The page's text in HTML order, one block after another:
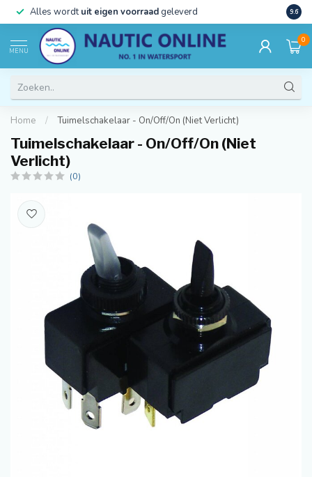
Alles wordtuit eigen voorraad geleverd 9.6
MENU
0
Home / Tuimelschakelaar - On/Off/On (Niet Verlicht)
Tuimelschakelaar - On/Off/On (Niet
Verlicht)
(0)